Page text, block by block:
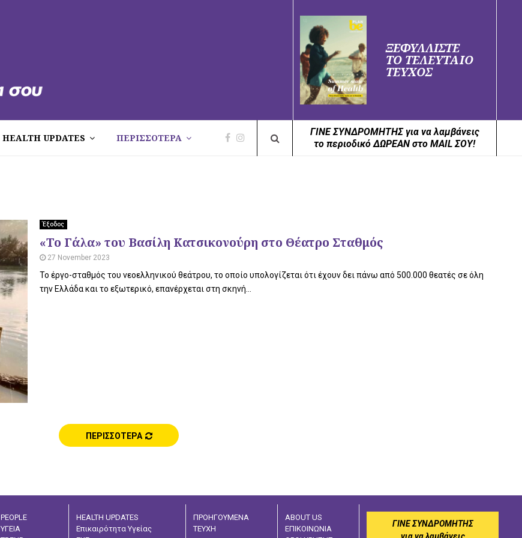
ΞΕΦΥΛΛΙΣΤΕ
ΤΟ ΤΕΛΕΥΤΑΙΟ
ΤΕΥΧΟΣ
HEALTH UPDATES ΠΕΡΙΣΣΟΤΕΡΑ
ΓΙΝΕ ΣΥΝΔΡΟΜΗΤΗΣ για να λαμβάνεις
το περιοδικό ΔΩΡΕΑΝ στο MAIL ΣΟΥ!
Έξοδος
«Το Γάλα» του Βασίλη Κατσικονούρη στο Θέατρο Σταθμός
27 November 2023
Το έργο-σταθμός του νεοελληνικού θεάτρου, το οποίο υπολογίζεται ότι έχουν δει πάνω από 500.000 θεατές σε όλη
την Ελλάδα και το εξωτερικό, επανέρχεται στη σκηνή...
ΠΕΡΙΣΣΟΤΕΡΑ
PEOPLE
ΥΓΕΙΑ
HEALTH UPDATES
Επικαιρότητα Υγείας
ΠΡΟΗΓΟΥΜΕΝΑ
ΤΕΥΧΗ
ABOUT US
ΕΠΙΚΟΙΝΩΝΙΑ
ΓΙΝΕ ΣΥΝΔΡΟΜΗΤΗΣ